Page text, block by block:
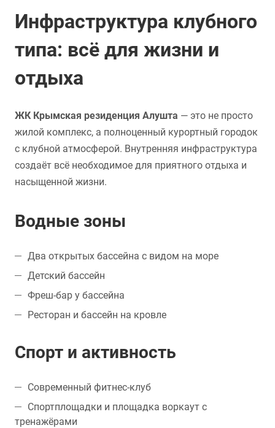
Инфраструктура клубного
типа: всё для жизни и
отдыха
ЖК Крымская резиденция Алушта — это не просто
жилой комплекс, а полноценный курортный городок
с клубной атмосферой. Внутренняя инфраструктура
создаёт всё необходимое для приятного отдыха и
насыщенной жизни.
Водные зоны
Два открытых бассейна с видом на море
Детский бассейн
Фреш-бар у бассейна
Ресторан и бассейн на кровле
Спорт и активность
Современный фитнес-клуб
Спортплощадки и площадка воркаут с
тренажёрами